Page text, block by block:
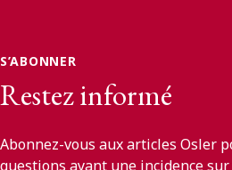
S’ABONNER
Restez informé
Abonnez-vous aux articles Osler
questions ayant une incidence